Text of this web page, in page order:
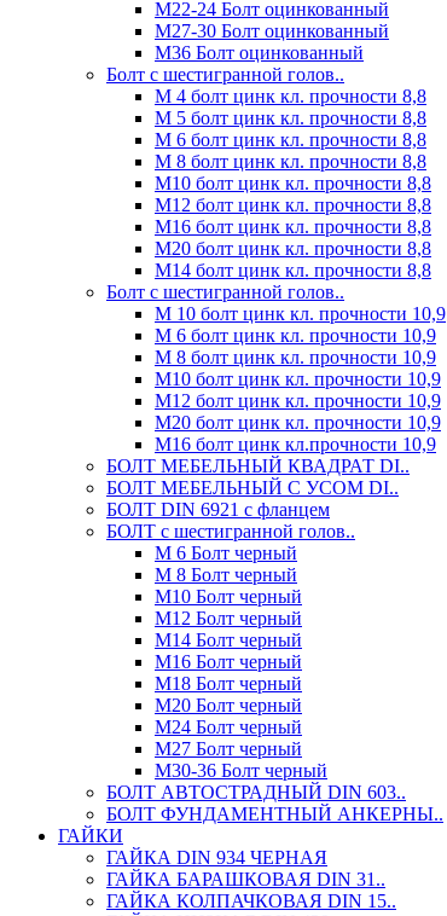
М22-24 Болт оцинкованный
М27-30 Болт оцинкованный
М36 Болт оцинкованный
Болт с шестигранной голов..
М 4 болт цинк кл. прочности 8,8
М 5 болт цинк кл. прочности 8,8
М 6 болт цинк кл. прочности 8,8
М 8 болт цинк кл. прочности 8,8
М10 болт цинк кл. прочности 8,8
М12 болт цинк кл. прочности 8,8
М16 болт цинк кл. прочности 8,8
М20 болт цинк кл. прочности 8,8
М14 болт цинк кл. прочности 8,8
Болт с шестигранной голов..
М 10 болт цинк кл. прочности 10,9
М 6 болт цинк кл. прочности 10,9
М 8 болт цинк кл. прочности 10,9
М10 болт цинк кл. прочности 10,9
М12 болт цинк кл. прочности 10,9
М20 болт цинк кл. прочности 10,9
М16 болт цинк кл.прочности 10,9
БОЛТ МЕБЕЛЬНЫЙ КВАДРАТ DI..
БОЛТ МЕБЕЛЬНЫЙ С УСОМ DI..
БОЛТ DIN 6921 c фланцем
БОЛТ с шестигранной голов..
М 6 Болт черный
М 8 Болт черный
М10 Болт черный
М12 Болт черный
М14 Болт черный
М16 Болт черный
М18 Болт черный
М20 Болт черный
М24 Болт черный
М27 Болт черный
М30-36 Болт черный
БОЛТ АВТОСТРАДНЫЙ DIN 603..
БОЛТ ФУНДАМЕНТНЫЙ АНКЕРНЫ..
ГАЙКИ
ГАЙКА DIN 934 ЧЕРНАЯ
ГАЙКА БАРАШКОВАЯ DIN 31..
ГАЙКА КОЛПАЧКОВАЯ DIN 15..